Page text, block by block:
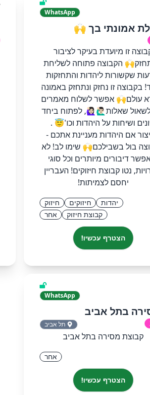
WhatsApp
אמונתי בך 🙌
זו מיועדת בעיקר לציבור
הקבוצה פתוחה לשליחת
שקשורות ליהדות והתחזקות
בקבוצה זו נחזק ונתחזק באמונה
עולם🙌 אפשר לשלוח מאמרים
שאלות🙋🏻‍♂🙋🏻‍♀️, לפתוח ביחד
ושיחות על היהדות וכו'😇 .
אם היהדות מעניינת אתכם -
בול בשבילכם🙌 שימו לב! לא
דיבורים מיותרים וכל סוגי
נטו קבוצת חיזוקים! העבריין
יחסם לצמיתות!
יהדות חיזוקים
חיזוק
קבוצת חיזוק
אחר
הצטרף עכשיו!
WhatsApp
בתל אביב
תל אביב
קבוצת מסירה בתל אביב
אחר
הצטרף עכשיו!